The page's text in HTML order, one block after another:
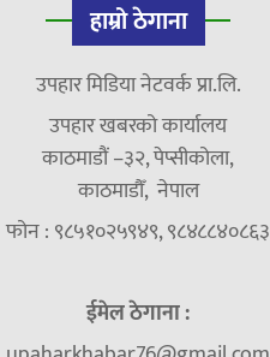
हाम्रो ठेगाना
उपहार मिडिया नेटवर्क प्रा.लि.
उपहार खबरको कार्यालय
काठमाडौं –३२, पेप्सीकोला,
काठमाडौँ, नेपाल
फोन : ९८५१०२५९४९, ९८४८८४०८६३
ईमेल ठेगाना :